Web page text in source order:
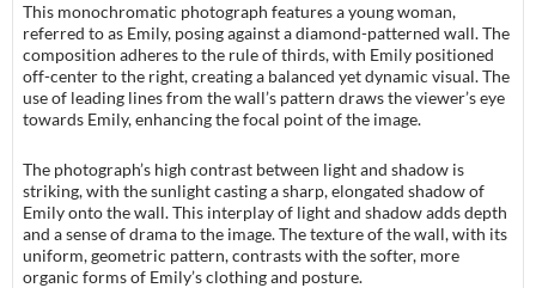
This monochromatic photograph features a young woman,
referred to as Emily, posing against a diamond-patterned wall. The
composition adheres to the rule of thirds, with Emily positioned
off-center to the right, creating a balanced yet dynamic visual. The
use of leading lines from the wall’s pattern draws the viewer’s eye
towards Emily, enhancing the focal point of the image.
The photograph’s high contrast between light and shadow is
striking, with the sunlight casting a sharp, elongated shadow of
Emily onto the wall. This interplay of light and shadow adds depth
and a sense of drama to the image. The texture of the wall, with its
uniform, geometric pattern, contrasts with the softer, more
organic forms of Emily’s clothing and posture.